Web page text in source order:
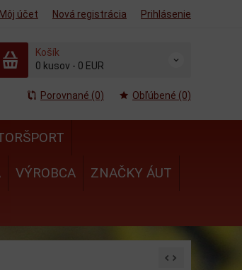
Môj účet Nová registrácia Prihlásenie
Košík
0 kusov - 0 EUR
Porovnané (0) Obľúbené (0)
VÝROBCA ZNAČKY ÁUT